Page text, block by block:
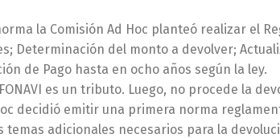
la Comisión Ad Hoc planteó realizar el
Determinación del monto a devolver;
de Pago hasta en ocho años según la ley.
es un tributo. Luego, no procede la
decidió emitir una primera norma
adicionales necesarios para la